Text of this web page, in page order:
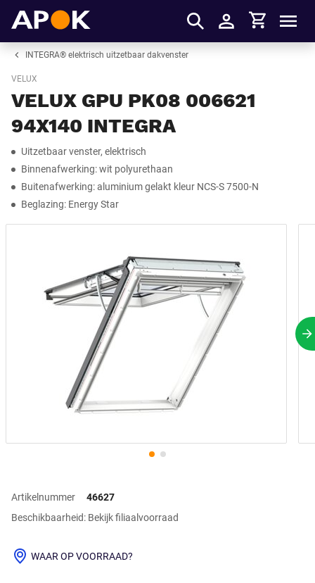
Inloggen
Winkelmandje
INTEGRA® elektrisch uitzetbaar dakvenster
VELUX
VELUX GPU PK08 006621
94X140 INTEGRA
Uitzetbaar venster, elektrisch
Binnenafwerking: wit polyurethaan
Buitenafwerking: aluminium gelakt kleur NCS-S 7500-N
Beglazing: Energy Star
Artikelnummer
46627
Beschikbaarheid: Bekijk filiaalvoorraad
WAAR OP VOORRAAD?